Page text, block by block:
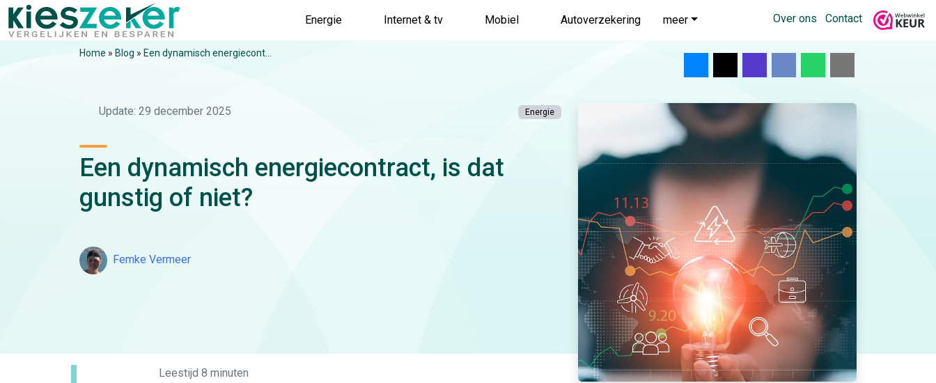
Energie Internet & tv Mobiel Autoverzekering meer Over ons Contact
Home » Blog » Een dynamisch energiecont...
Update: 29 december 2025 Energie
Een dynamisch energiecontract, is dat
gunstig of niet?
Femke Vermeer
Leestijd 8 minuten